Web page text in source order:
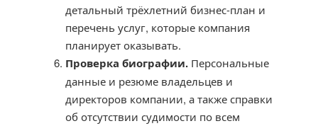
детальный трёхлетний бизнес-план и
перечень услуг, которые компания
планирует оказывать.
Проверка биографии. Персональные
данные и резюме владельцев и
директоров компании, а также справки
об отсутствии судимости по всем